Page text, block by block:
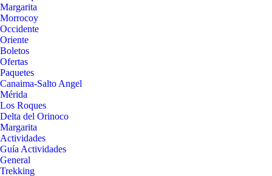
Margarita
Morrocoy
Occidente
Oriente
Boletos
Ofertas
Paquetes
Canaima-Salto Angel
Mérida
Los Roques
Delta del Orinoco
Margarita
Actividades
Guía Actividades
General
Trekking